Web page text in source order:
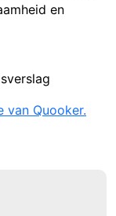
en
van Quooker.